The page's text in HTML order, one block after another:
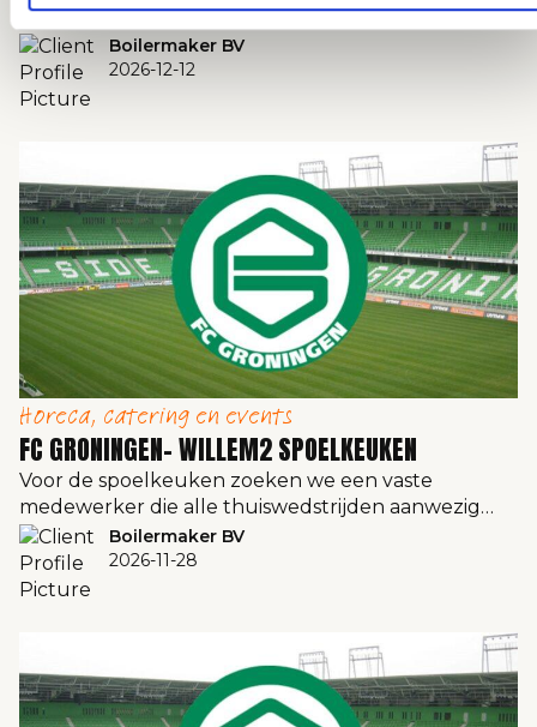
medewerker die alle thuiswedstrijden aanwezig…
Boilermaker BV
2026-12-12
Horeca, catering en events
FC GRONINGEN- WILLEM2 SPOELKEUKEN
Voor de spoelkeuken zoeken we een vaste
medewerker die alle thuiswedstrijden aanwezig…
Boilermaker BV
2026-11-28